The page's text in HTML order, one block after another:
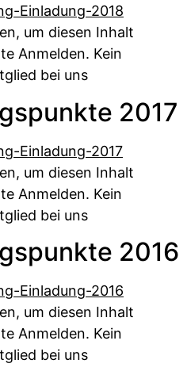
um diesen Inhalt
Anmelden. Kein
bei uns
2017
um diesen Inhalt
Anmelden. Kein
bei uns
2016
um diesen Inhalt
Anmelden. Kein
bei uns